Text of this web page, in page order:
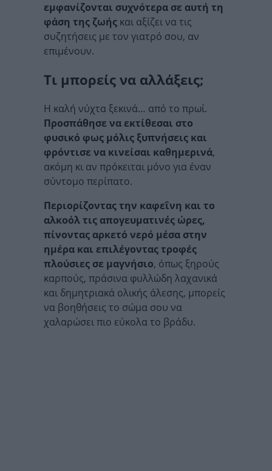
εμφανίζονται συχνότερα σε αυτή τη
φάση της ζωής και αξίζει να τις
συζητήσεις με τον γιατρό σου, αν
επιμένουν.
Tι μπορείς να αλλάξεις;
Η καλή νύχτα ξεκινά… από το πρωί.
Προσπάθησε να εκτίθεσαι στο
φυσικό φως μόλις ξυπνήσεις και
φρόντισε να κινείσαι καθημερινά,
ακόμη κι αν πρόκειται μόνο για έναν
σύντομο περίπατο.
Περιορίζοντας την καφεΐνη και το
αλκοόλ τις απογευματινές ώρες,
πίνοντας αρκετό νερό μέσα στην
ημέρα και επιλέγοντας τροφές
πλούσιες σε μαγνήσιο, όπως ξηρούς
καρπούς, πράσινα φυλλώδη λαχανικά
και δημητριακά ολικής άλεσης, μπορείς
να βοηθήσεις το σώμα σου να
χαλαρώσει πιο εύκολα το βράδυ.